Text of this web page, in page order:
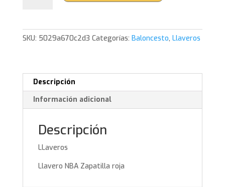
cantidad
SKU: 5029a670c2d3 Categorías: Baloncesto, Llaveros
Descripción
Información adicional
Descripción
LLaveros
Llavero NBA Zapatilla roja